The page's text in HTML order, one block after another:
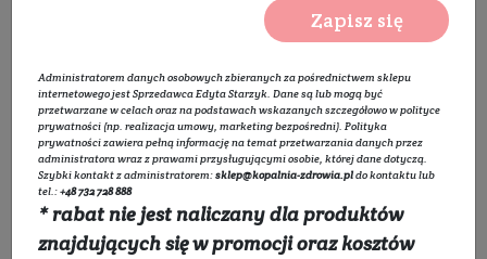
Zapisz się
Administratorem danych osobowych zbieranych za pośrednictwem sklepu
internetowego jest Sprzedawca Edyta Starzyk. Dane są lub mogą być
przetwarzane w celach oraz na podstawach wskazanych szczegółowo wpolityce
prywatności (np. realizacja umowy, marketing bezpośredni). Polityka
prywatnościzawiera pełną informację na temat przetwarzania danych przez
administratora wraz z prawami przysługującymi osobie, której dane dotyczą.
Szybki kontakt z administratorem:sklep@kopalnia-zdrowia.pldo kontaktu lub
tel.:+48 732 728 888
* rabat nie jest naliczany dla produktów
znajdujących się w promocji oraz kosztów